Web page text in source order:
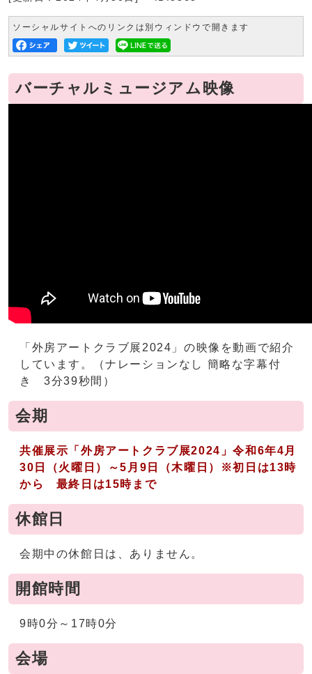
ソーシャルサイトへのリンクは別ウィンドウで開きます
バーチャルミュージアム映像
「外房アートクラブ展2024」の映像を動画で紹介
しています。（ナレーションなし 簡略な字幕付
き 3分39秒間）
会期
共催展示「外房アートクラブ展2024」令和6年4月
30日（火曜日）～5月9日（木曜日）※初日は13時
から 最終日は15時まで
休館日
会期中の休館日は、ありません。
開館時間
9時0分～17時0分
会場